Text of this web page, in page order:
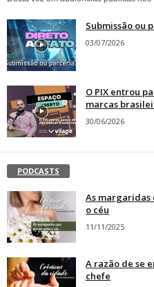
Submissão ou
03/07/2026
O PIX entrou
marcas
30/06/2026
PODCASTS
As margaridas
o céu
11/11/2025
A razão de se
chefe